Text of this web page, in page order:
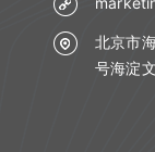
北京市
号海淀